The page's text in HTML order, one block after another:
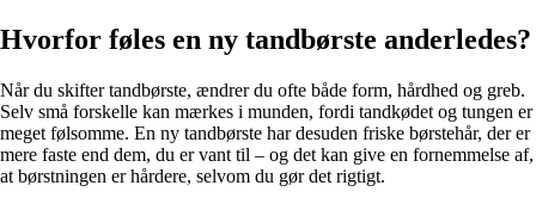
Hvorfor føles en ny tandbørste anderledes?
Når du skifter tandbørste, ændrer du ofte både form, hårdhed og greb.
Selv små forskelle kan mærkes i munden, fordi tandkødet og tungen er
meget følsomme. En ny tandbørste har desuden friske børstehår, der er
mere faste end dem, du er vant til – og det kan give en fornemmelse af,
at børstningen er hårdere, selvom du gør det rigtigt.